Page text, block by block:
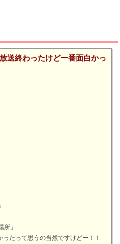
送終わったけど一番面白かっ
所」
たって思うの当然ですけどー！！